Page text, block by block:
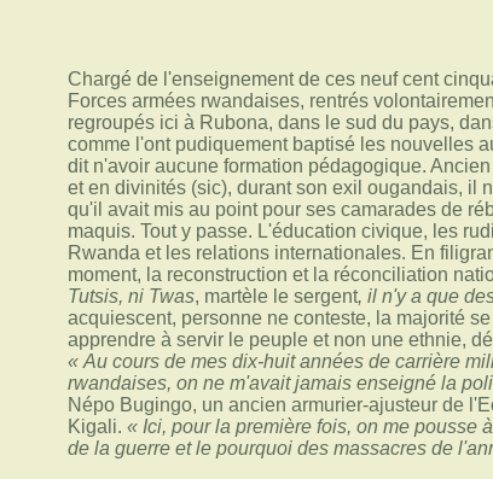
Chargé de l'enseignement de ces neuf cent
Forces armées rwandaises, rentrés
regroupés ici à Rubona, dans le sud du pays,
comme l'ont pudiquement baptisé les nouvelles
dit n'avoir aucune formation pédagogique.
et en divinités (sic), durant son exil ougandais, il
qu'il avait mis au point pour ses camarades de
maquis. Tout y passe. L'éducation civique, les
Rwanda et les relations internationales. En
moment, la reconstruction et la réconciliation
Tutsis, ni Twas, martèle le sergent, il n'y a que
acquiescent, personne ne conteste, la majorité
apprendre à servir le peuple et non une ethnie,
« Au cours de mes dix-huit années de carrière
rwandaises, on ne m'avait jamais enseigné la
Népo Bugingo, un ancien armurier-ajusteur de
Kigali. « Ici, pour la première fois, on me pousse
de la guerre et le pourquoi des massacres de